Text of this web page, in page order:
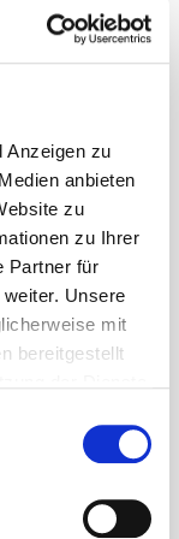
Anzeigen zu
anbieten
zu
zu Ihrer
Partner für
Unsere
mit
bereitgestellt
Von der
bis zur
wollen,
Heli-Ski
Keine Sorge:
Pisten
Wir